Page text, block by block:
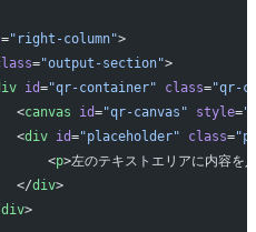
="right-column">
="output-section">
id="qr-container" class="qr-
<
canvas id="qr-canvas" style=
<
div id="placeholder" class=
<
p>左のテキストエリアに内容を
</
div>
div>